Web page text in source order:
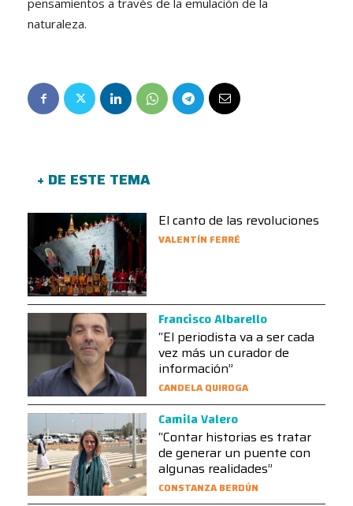
naturaleza.
+ DE ESTE TEMA
El canto de las revoluciones
VALENTÍN FERRÉ
Francisco Albarello
“El periodista va a ser cada
vez más un curador de
información”
CANDELA QUIROGA
Camila Valero
“Contar historias es tratar
de generar un puente con
algunas realidades”
CONSTANZA BERDÚN